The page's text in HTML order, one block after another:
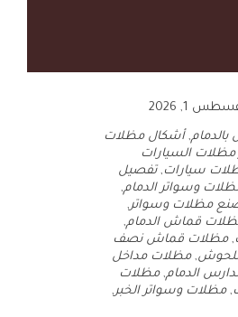
1, 2026
,أشكال مظلات
السيارات
سيارات ,تفصيل
وسواتر الدمام,
مظلات وسواتر,
قماش الدمام,
,مظلات قماش نصف
,مظلات مداخل
الدمام,مظلات
,مظلات وسواتر الخبر,